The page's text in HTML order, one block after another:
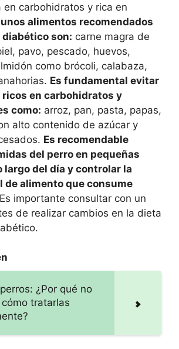
en carbohidratos y rica en
alimentos recomendados
diabético son: carne magra de
pavo, pescado, huevos,
como brócoli, calabaza,
Es fundamental evitar
en carbohidratos y
como: arroz, pan, pasta, papas,
alto contenido de azúcar y
Es recomendable
del perro en pequeñas
largo del día y controlar la
de alimento que consume
Es importante consultar con un
de realizar cambios en la dieta
¿Por qué no
tratarlas